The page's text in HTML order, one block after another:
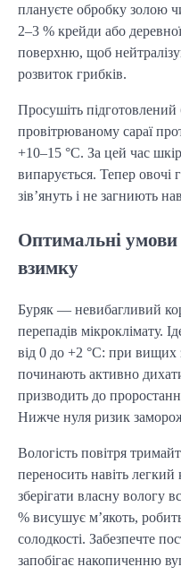
плануєте обробку золою
2–3 % крейди або
поверхню, щоб
розвиток грибків.
Просушіть підготовлений
провітрюваному сараї
+10–15 °C. За цей час
випарується. Тепер
зів’януть і не загниють
Оптимальні умови
взимку
Буряк — невибагливий
перепадів мікроклімату.
від 0 до +2 °C: при вищих
починають активно
призводить до
Нижче нуля ризик
Вологість повітря
переносить навіть
зберігати власну вологу
% висушує м’якоть,
солодкості. Забезпечте
запобігає накопиченню